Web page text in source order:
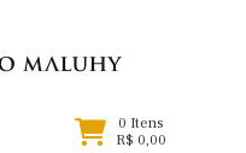
0 Itens
R$ 0,00